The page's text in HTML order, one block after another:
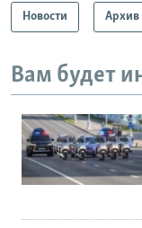
Новости Архив
Вам будет